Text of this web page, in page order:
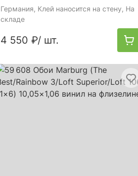
Германия, Клей наносится на стену, На
складе
4 550 ₽/ шт.